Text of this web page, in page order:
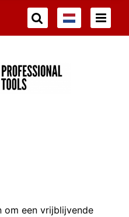
om een vrijblijvende